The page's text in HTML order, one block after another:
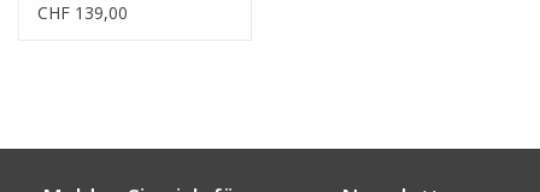
CHF 139,00